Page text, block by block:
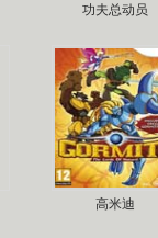
功夫总动员
高米迪